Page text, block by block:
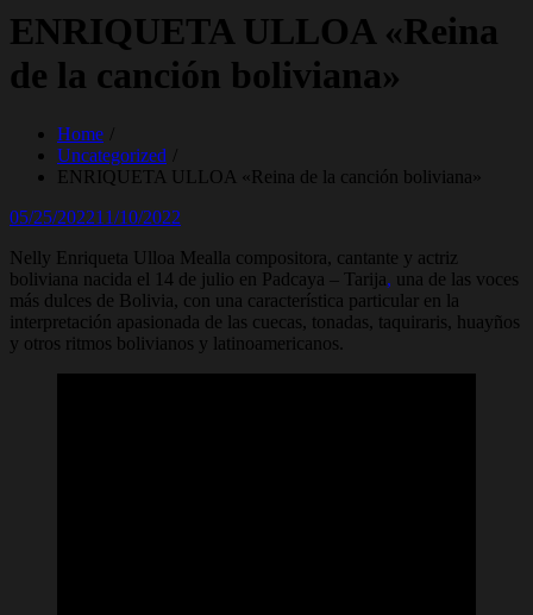
ENRIQUETA ULLOA «Reina
de la canción boliviana»
Home
Uncategorized
ENRIQUETA ULLOA «Reina de la canción boliviana»
Posted
05/25/202211/10/2022
Nelly Enriqueta Ulloa Mealla compositora, cantante y actriz
boliviana nacida el 14 de julio en Padcaya – Tarija, una de las voces
más dulces de Bolivia, con una característica particular en la
interpretación apasionada de las cuecas, tonadas, taquiraris, huayños
y otros ritmos bolivianos y latinoamericanos.